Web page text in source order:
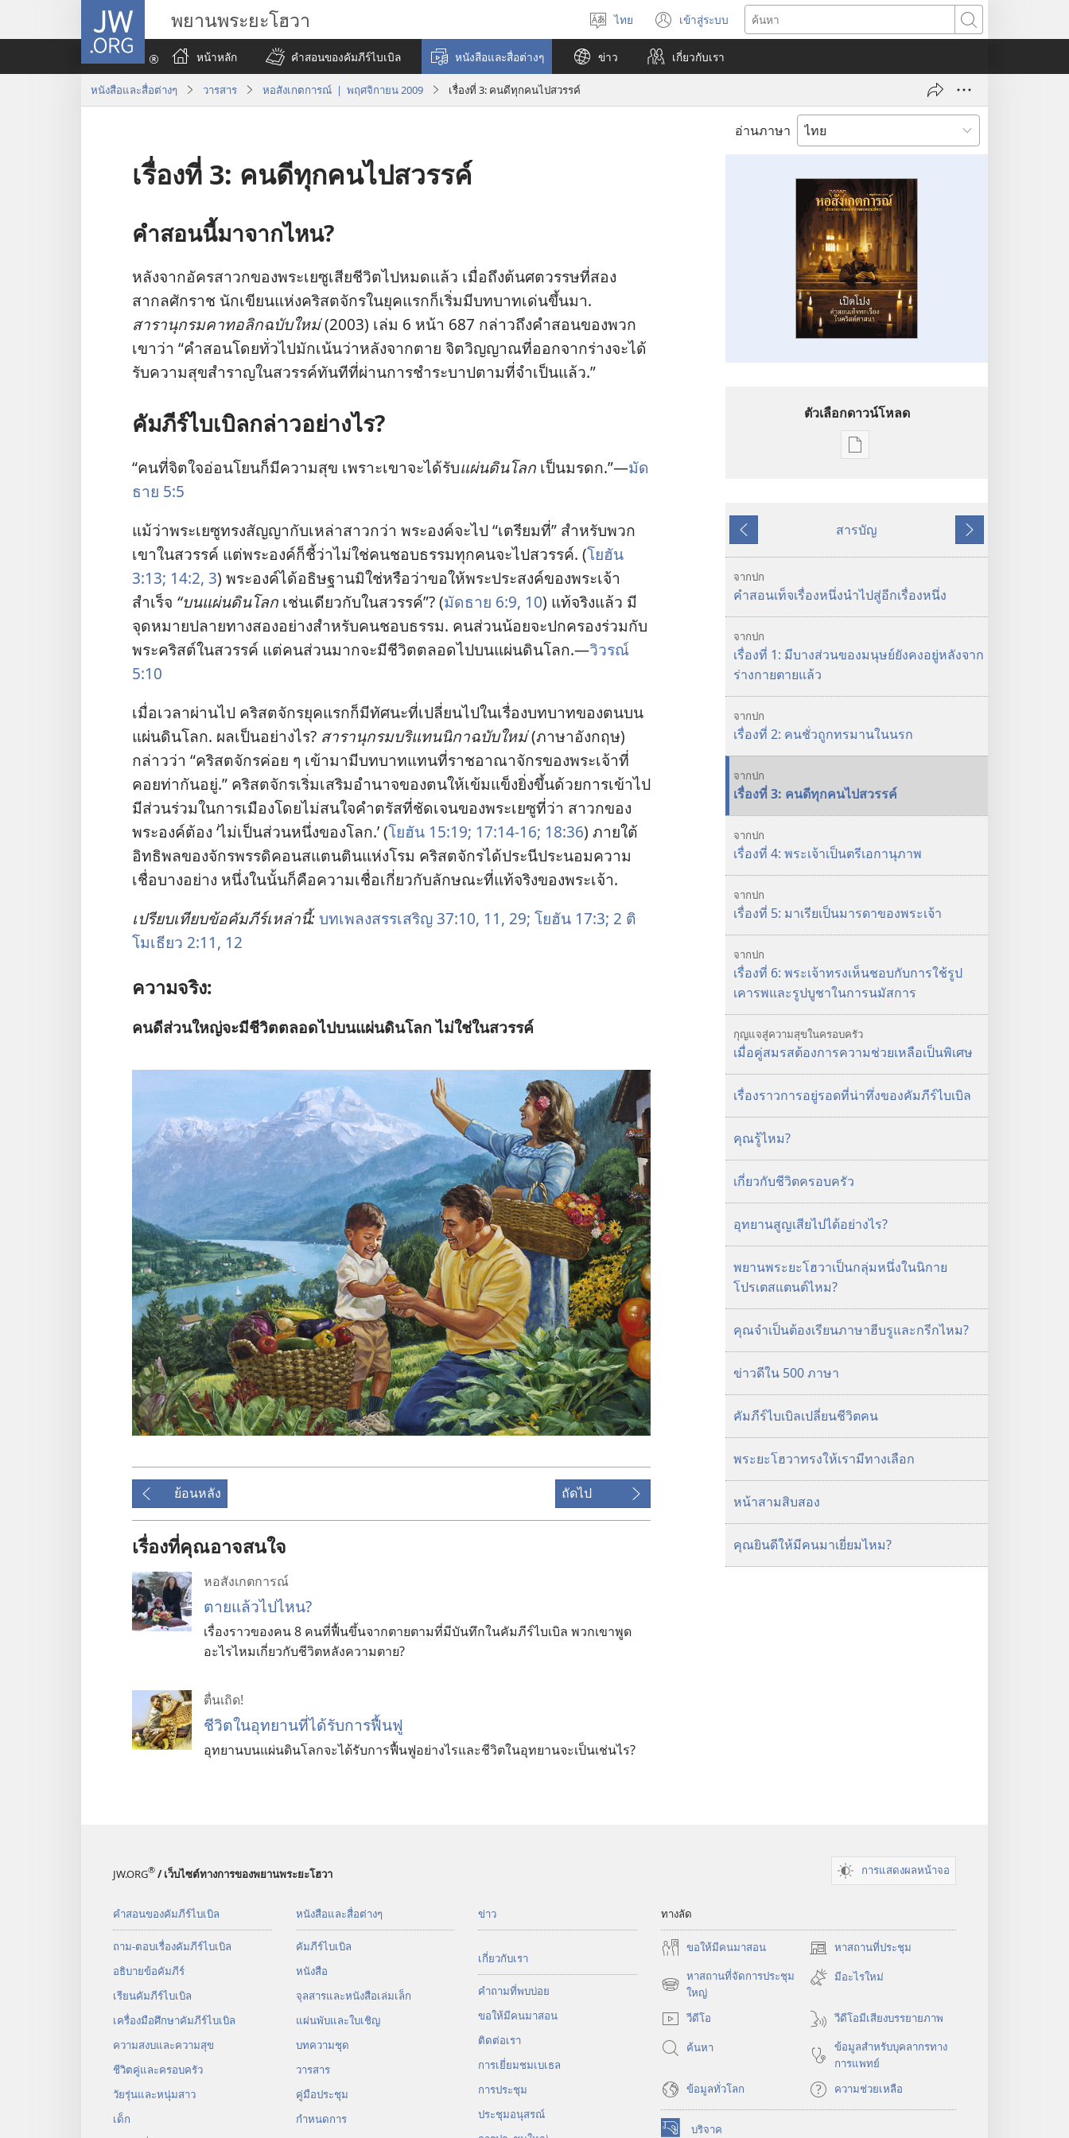
JW.ORG พยานพระยะโฮวา
เลือก
ภาษา
ไทย เข้าสู่ระบบ
(เปิด
หน้าต่าง
ใหม่)
ค้นหา
หน้าหลัก
คำสอนของคัมภีร์ไบเบิล หนังสือและสื่อต่างๆ ข่าว เกี่ยว​กับ​เรา
หนังสือและสื่อต่างๆ วารสาร หอสังเกตการณ์ | พฤศจิกายน 2009 เรื่องที่ 3: คนดีทุกคนไปสวรรค์
อ่านภาษา
เรื่องที่ 3: คนดีทุกคนไปสวรรค์
คำ​สอน​นี้​มา​จาก​ไหน?
หลัง​จาก​อัครสาวก​ของ​พระ​เยซู​เสีย​ชีวิต​ไป​หมด​แล้ว เมื่อ​ถึง​ต้น​ศตวรรษ​ที่​สอง​
สากล​ศักราช นัก​เขียน​แห่ง​คริสตจักร​ใน​ยุค​แรก​ก็​เริ่ม​มี​บทบาท​เด่น​ขึ้น​มา.
สารานุกรม​คาทอลิก​ฉบับ​ใหม่(2003) เล่ม 6 หน้า 687 กล่าว​ถึง​คำ​สอน​ของ​พวก​
เขา​ว่า “คำ​สอน​โดย​ทั่ว​ไป​มัก​เน้น​ว่า​หลัง​จาก​ตาย จิตวิญญาณ​ที่​ออก​จาก​ร่าง​จะ​ได้​
รับ​ความ​สุข​สำราญ​ใน​สวรรค์​ทันที​ที่​ผ่าน​การ​ชำระ​บาป​ตาม​ที่​จำเป็น​แล้ว.”
คัมภีร์​ไบเบิล​กล่าว​อย่าง​ไร?
“คน​ที่​จิตใจ​อ่อนโยน​ก็​มี​ความ​สุข เพราะ​เขา​จะ​ได้​รับ​แผ่นดิน​โลก เป็น​มรดก.”—มัด
ธาย 5:5
แม้​ว่า​พระ​เยซู​ทรง​สัญญา​กับ​เหล่า​สาวก​ว่า พระองค์​จะ​ไป “เตรียม​ที่” สำหรับ​พวก​
เขา​ใน​สวรรค์ แต่​พระองค์​ก็​ชี้​ว่า​ไม่​ใช่​คน​ชอบธรรม​ทุก​คน​จะ​ไป​สวรรค์. (โยฮัน
3:13; 14:2, 3) พระองค์​ได้​อธิษฐาน​มิ​ใช่​หรือ​ว่า​ขอ​ให้​พระ​ประสงค์​ของ​พระเจ้า​
สำเร็จ “บน​แผ่นดิน​โลก เช่น​เดียว​กับ​ใน​สวรรค์”? (มัดธาย 6:9, 10) แท้​จริง​แล้ว มี​
จุด​หมาย​ปลาย​ทาง​สอง​อย่าง​สำหรับ​คน​ชอบธรรม. คน​ส่วน​น้อย​จะ​ปกครอง​ร่วม​กับ​
พระ​คริสต์​ใน​สวรรค์ แต่​คน​ส่วน​มาก​จะ​มี​ชีวิต​ตลอด​ไป​บน​แผ่นดิน​โลก.—วิวรณ์
5:10
เมื่อ​เวลา​ผ่าน​ไป คริสตจักร​ยุค​แรก​ก็​มี​ทัศนะ​ที่​เปลี่ยน​ไป​ใน​เรื่อง​บทบาท​ของ​ตน​บน​
แผ่นดิน​โลก. ผล​เป็น​อย่าง​ไร? สารานุกรม​บริแทนนิกา​ฉบับ​ใหม่(ภาษา​อังกฤษ)
กล่าว​ว่า “คริสตจักร​ค่อย ๆ เข้า​มา​มี​บทบาท​แทน​ที่​ราชอาณาจักร​ของ​พระเจ้า​ที่​
คอย​ท่า​กัน​อยู่.” คริสตจักร​เริ่ม​เสริม​อำนาจ​ของ​ตน​ให้​เข้มแข็ง​ยิ่ง​ขึ้น​ด้วย​การ​เข้า​ไป​
มี​ส่วน​ร่วม​ใน​การ​เมือง​โดย​ไม่​สนใจ​คำ​ตรัส​ที่​ชัดเจน​ของ​พระ​เยซู​ที่​ว่า สาวก​ของ​
พระองค์​ต้อง ‘ไม่​เป็น​ส่วน​หนึ่ง​ของ​โลก.’ (โยฮัน 15:19; 17:14-16; 18:36) ภาย​ใต้​
อิทธิพล​ของ​จักรพรรดิ​คอนสแตนติน​แห่ง​โรม คริสตจักร​ได้​ประนีประนอม​ความ​
เชื่อ​บาง​อย่าง หนึ่ง​ใน​นั้น​ก็​คือ​ความ​เชื่อ​เกี่ยว​กับ​ลักษณะ​ที่​แท้​จริง​ของ​พระเจ้า.
เปรียบ​เทียบ​ข้อ​คัมภีร์​เหล่า​นี้:บทเพลง​สรรเสริญ 37:10, 11, 29; โยฮัน 17:3; 2 ติ
โมเธียว 2:11, 12
ความ​จริง:
คน​ดี​ส่วน​ใหญ่​จะ​มี​ชีวิต​ตลอด​ไป​บน​แผ่นดิน​โลก ไม่​ใช่​ใน​สวรรค์
ย้อนหลัง ถัดไป
เรื่องที่คุณอาจสนใจ
หอสังเกตการณ์
ตายแล้วไปไหน?
เรื่องราวของคน 8 คนที่ฟื้นขึ้นจากตายตามที่มีบันทึกในคัมภีร์ไบเบิล พวกเขาพูด
อะไรไหมเกี่ยวกับชีวิตหลังความตาย?
ตื่นเถิด!
ชีวิตในอุทยานที่ได้รับการฟื้นฟู
อุทยานบนแผ่นดินโลกจะได้รับการฟื้นฟูอย่างไรและชีวิตในอุทยานจะเป็นเช่นไร?
ตัวเลือกดาวน์โหลด
ตัว
สิ่ง
พิมพ์
สังเกตการณ์
พฤศจิกายน 2009
ย้อน
หลัง
สารบัญ
ถัด
ไป
จากปก
คำสอนเท็จเรื่องหนึ่งนำไปสู่อีกเรื่องหนึ่ง
จากปก
เรื่องที่ 1: มีบางส่วนของมนุษย์ยังคงอยู่หลังจาก
ร่างกายตายแล้ว
จากปก
เรื่องที่ 2: คนชั่วถูกทรมานในนรก
จากปก
เรื่องที่ 3: คนดีทุกคนไปสวรรค์
จากปก
เรื่องที่ 4: พระเจ้าเป็นตรีเอกานุภาพ
จากปก
เรื่องที่ 5: มาเรียเป็นมารดาของพระเจ้า
จากปก
เรื่องที่ 6: พระเจ้าทรงเห็นชอบกับการใช้รูป
เคารพและรูปบูชาในการนมัสการ
กุญแจสู่ความสุขในครอบครัว
เมื่อคู่สมรสต้องการความช่วยเหลือเป็นพิเศษ
เรื่องราวการอยู่รอดที่น่าทึ่งของคัมภีร์ไบเบิล
คุณรู้ไหม?
เกี่ยวกับชีวิตครอบครัว
อุทยานสูญเสียไปได้อย่างไร?
พยานพระยะโฮวาเป็นกลุ่มหนึ่งในนิกาย
โปรเตสแตนต์ไหม?
คุณจำเป็นต้องเรียนภาษาฮีบรูและกรีกไหม?
ข่าวดีใน 500 ภาษา
คัมภีร์ไบเบิลเปลี่ยนชีวิตคน
พระยะโฮวาทรงให้เรามีทางเลือก
หน้าสามสิบสอง
คุณยินดีให้มีคนมาเยี่ยมไหม?
JW.ORG® / เว็บไซต์ทางการของพยานพระยะโฮวา การแสดงผลหน้าจอ
คำสอนของคัมภีร์ไบเบิล
ถาม-ตอบเรื่องคัมภีร์ไบเบิล
อธิบายข้อคัมภีร์
เรียนคัมภีร์ไบเบิล
เครื่องมือศึกษาคัมภีร์ไบเบิล
ความสงบและความสุข
ชีวิตคู่และครอบครัว
วัยรุ่น​และ​หนุ่ม​สาว
เด็ก
หนังสือและสื่อต่างๆ
คัมภีร์​ไบเบิล
หนังสือ
จุลสาร​และ​หนังสือ​เล่ม​เล็ก
แผ่น​พับ​และ​ใบ​เชิญ
บทความ​ชุด
วารสาร
คู่มือ​ประชุม
กำหนด​การ
ข่าว
เกี่ยว​กับ​เรา
คำถามที่พบบ่อย
ขอ​ให้​มี​คน​มา​สอน
ติด​ต่อ​เรา
การ​เยี่ยม​ชม​เบเธล
การประชุม
ประชุมอนุสรณ์
ทางลัด
ขอ​ให้​มี​คน​มา​สอน หาสถานที่ประชุม
(เปิด
หน้าต่าง
ใหม่)
หาสถานที่จัดการประชุม
ใหญ่
(เปิด
ใหม่)
มีอะไรใหม่
วีดีโอ วีดีโอมีเสียงบรรยายภาพ
ค้นหา
ข้อมูล​สำหรับ​บุคลากร​ทาง​
การ​แพทย์
ข้อมูล​ทั่ว​โลก
ความช่วยเหลือ
บริจาค